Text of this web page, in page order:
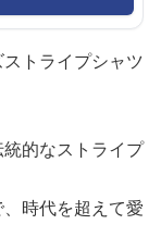
トライプシャツ
的なストライプ
時代を超えて愛